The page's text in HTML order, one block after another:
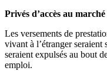
Privés d’accès au
Les versements de
vivant à l’étranger seraient
seraient expulsés au bout
emploi.